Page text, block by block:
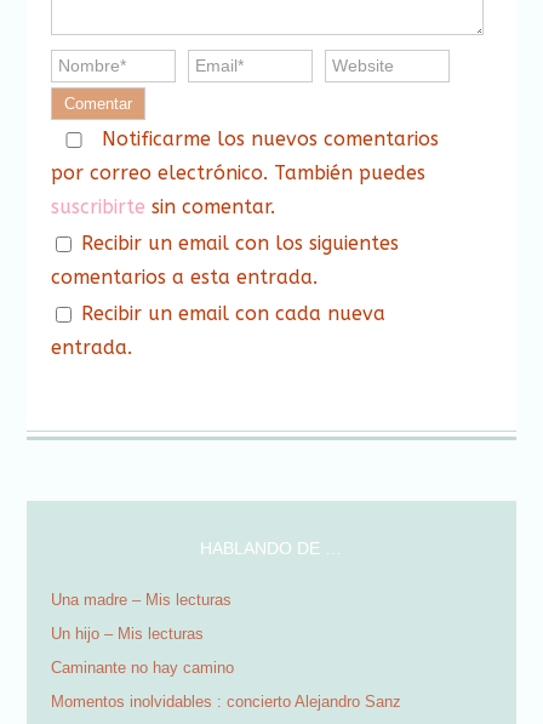
Notificarme los nuevos comentarios
por correo electrónico. También puedes
suscribirte sin comentar.
Recibir un email con los siguientes
comentarios a esta entrada.
Recibir un email con cada nueva
entrada.
HABLANDO DE …
Una madre – Mis lecturas
Un hijo – Mis lecturas
Caminante no hay camino
Momentos inolvidables : concierto Alejandro Sanz